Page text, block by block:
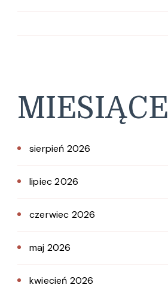
MIESIĄCE
sierpień 2026
lipiec 2026
czerwiec 2026
maj 2026
kwiecień 2026